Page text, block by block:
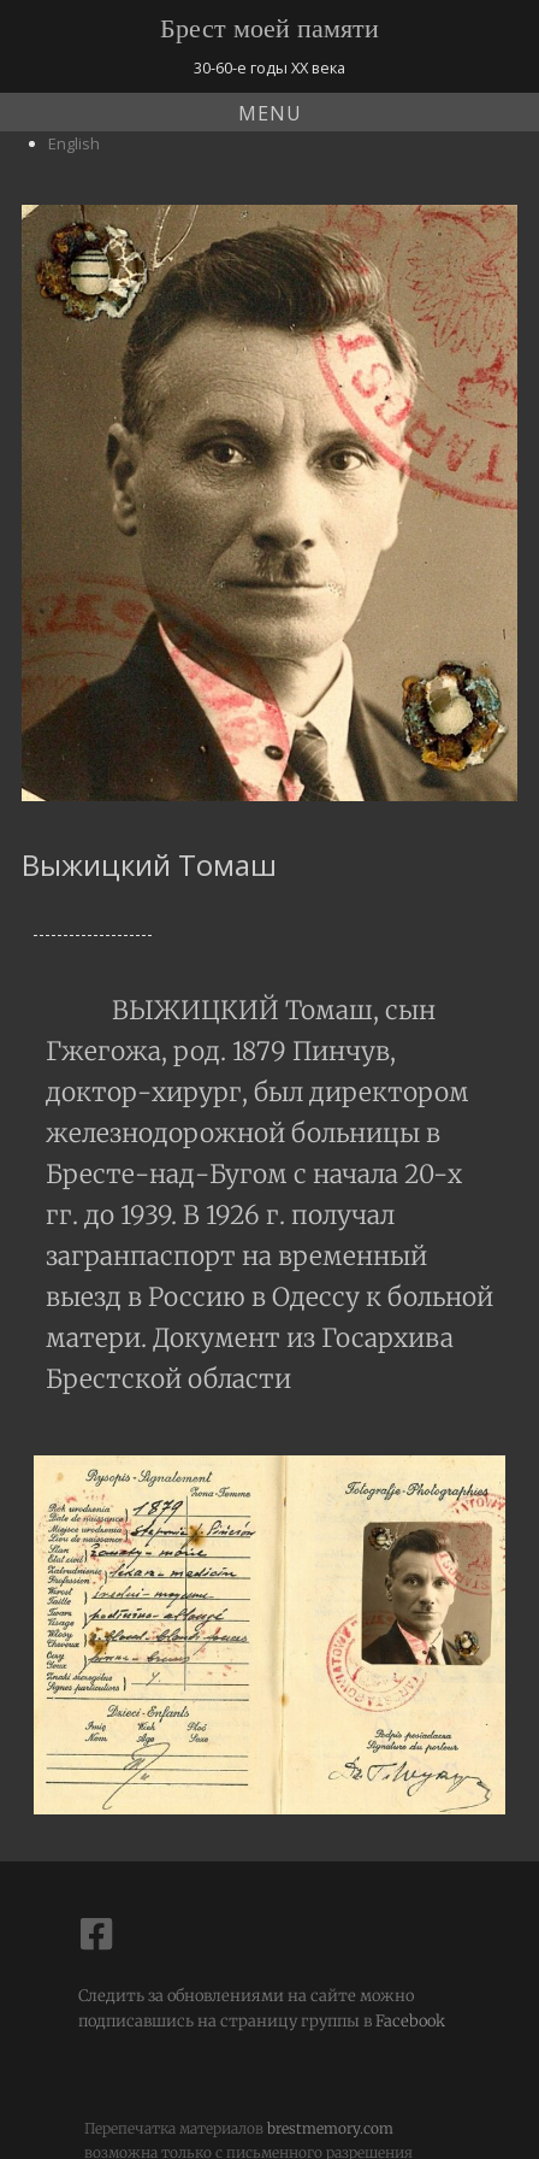
Брест моей памяти
30-60-е годы ХХ века
MENU
English
Выжицкий Томаш
ВЫЖИЦКИЙ Томаш, сын
Гжегожа, род. 1879 Пинчув,
доктор-хирург, был директором
железнодорожной больницы в
Бресте-над-Бугом с начала 20-х
гг. до 1939. В 1926 г. получал
загранпаспорт на временный
выезд в Россию в Одессу к больной
матери. Документ из Госархива
Брестской области
Следить за обновлениями на сайте можно
подписавшись на страницу группы вFacebook
Перепечатка материалов brestmemory.com
возможна только с письменного разрешения